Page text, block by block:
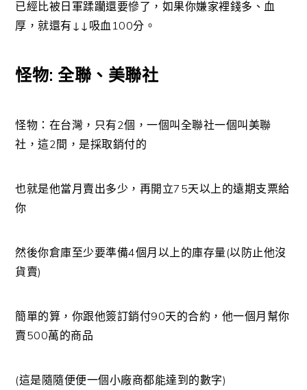
已經比被日軍蹂躪還要慘了，如果你嫌家裡錢多、血
厚，就還有↓↓吸血100分。
怪物: 全聯、美聯社
怪物：在台灣，只有2個，一個叫全聯社一個叫美聯
社，這2間，是採取銷付的
也就是他當月賣出多少，再開立75天以上的遠期支票給
你
然後你倉庫至少要準備4個月以上的庫存量(以防止他沒
貨賣)
簡單的算，你跟他簽訂銷付90天的合約，他一個月幫你
賣500萬的商品
(這是隨隨便便一個小廠商都能達到的數字)